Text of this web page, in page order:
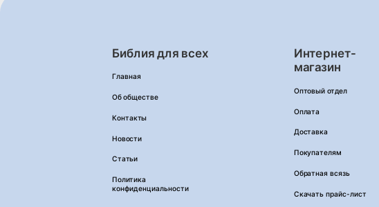
Библия для всех
Главная
Об обществе
Контакты
Новости
Статьи
Политика
конфиденциальности
Интернет-
магазин
Оптовый отдел
Оплата
Доставка
Покупателям
Обратная всязь
Скачать прайс-лист